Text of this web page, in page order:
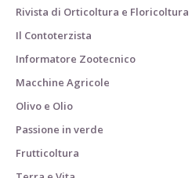
Rivista di Orticoltura e Floricoltura
Il Contoterzista
Informatore Zootecnico
Macchine Agricole
Olivo e Olio
Passione in verde
Frutticoltura